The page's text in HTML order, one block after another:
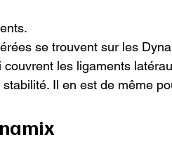
se trouvent sur les
les ligaments
Il en est de même